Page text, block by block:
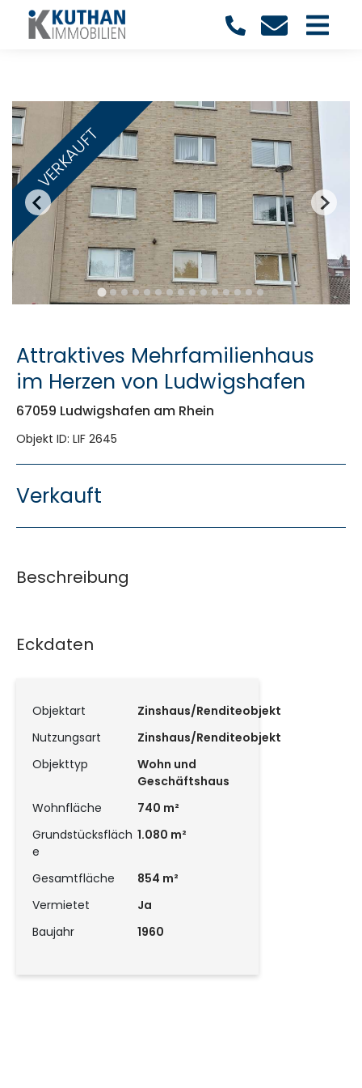
VERKAUFT
Attraktives Mehrfamilienhaus
im Herzen von Ludwigshafen
67059 Ludwigshafen am Rhein
Objekt ID: LIF 2645
Verkauft
Beschreibung
Eckdaten
Objektart
Zinshaus/Renditeobjekt
Nutzungsart
Zinshaus/Renditeobjekt
Objekttyp
Wohn und
Geschäftshaus
Wohnfläche
740 m²
Grundstücksfläch
e
1.080 m²
Gesamtfläche
854 m²
Vermietet
Ja
Baujahr
1960